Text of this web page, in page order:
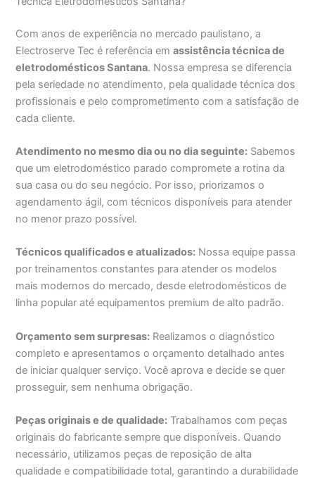
Com anos de experiência no mercado paulistano, a
Electroserve Tec é referência emassistência técnica de
eletrodomésticos Santana. Nossa empresa se diferencia
pela seriedade no atendimento, pela qualidade técnica dos
profissionais e pelo comprometimento com a satisfação de
cada cliente.
Atendimento no mesmo dia ou no dia seguinte: Sabemos
que um eletrodoméstico parado compromete a rotina da
sua casa ou do seu negócio. Por isso, priorizamos o
agendamento ágil, com técnicos disponíveis para atender
no menor prazo possível.
Técnicos qualificados e atualizados: Nossa equipe passa
por treinamentos constantes para atender os modelos
mais modernos do mercado, desde eletrodomésticos de
linha popular até equipamentos premium de alto padrão.
Orçamento sem surpresas: Realizamos o diagnóstico
completo e apresentamos o orçamento detalhado antes
de iniciar qualquer serviço. Você aprova e decide se quer
prosseguir, sem nenhuma obrigação.
Peças originais e de qualidade: Trabalhamos com peças
originais do fabricante sempre que disponíveis. Quando
necessário, utilizamos peças de reposição de alta
qualidade e compatibilidade total, garantindo a durabilidade